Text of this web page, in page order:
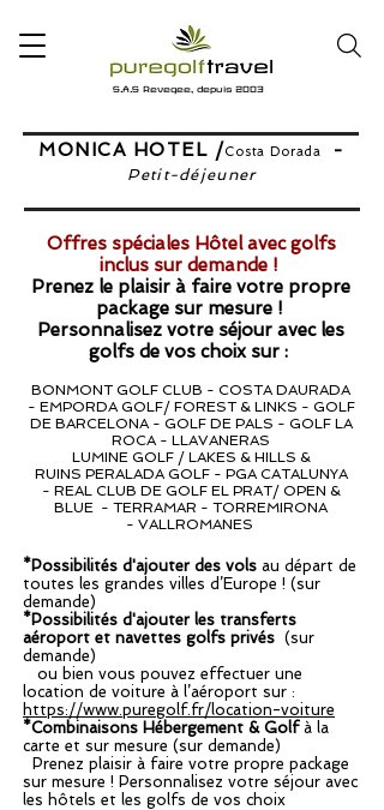
S.A.S Revegee, depuis 2003
MONICA HOTEL /Costa Dorada -
Petit-déjeuner
Offres spéciales Hôtel avec golfs
inclus sur demande !
Prenez le plaisir à faire votre propre
package sur mesure !
Personnalisez votre séjour avec les
golfs de vos choix sur :
BONMONT GOLF CLUB - COSTA DAURADA
- EMPORDA GOLF/ FOREST & LINKS - GOLF
DE BARCELONA - GOLF DE PALS - GOLF LA
ROCA - LLAVANERAS
LUMINE GOLF / LAKES & HILLS &
RUINS PERALADA GOLF - PGA CATALUNYA
- REAL CLUB DE GOLF EL PRAT/ OPEN &
BLUE - TERRAMAR - TORREMIRONA
- VALLROMANES
*Possibilités d'ajouter des vols au départ de
toutes les grandes villes d’Europe ! (sur
demande)
*Possibilités d'ajouter les transferts
aéroport et navettes golfs privés (sur
demande)
ou bien vous pouvez effectuer une
location de voiture à l’aéroport sur :
https://www.puregolf.fr/location-voiture
*Combinaisons Hébergement & Golfà la
carte et sur mesure (sur demande)
Prenez plaisir à faire votre propre package
sur mesure ! Personnalisez votre séjour avec
les hôtels et les golfs de vos choix